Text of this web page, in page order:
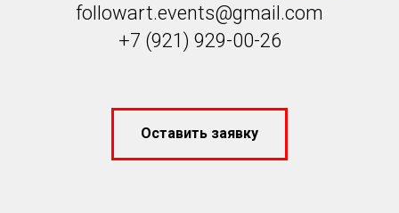
followart.events@gmail.com
+7 (921) 929-00-26
Оставить заявку